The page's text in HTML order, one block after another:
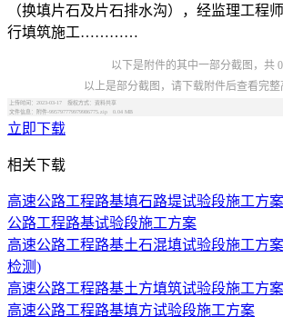
（换填片石及片石排水沟），经监理工程
行填筑施工…………
以下是附件的其中一部分截图，共
以上是部分截图，请下载附件后查看完整
上传时间：2023-03-17 授权方式：资料共享
文件信息：附件-995797779979986775.zip 0.04 MB
立即下载
相关下载
高速公路工程路基填石路堤试验段施工方案
公路工程路基试验段施工方案
高速公路工程路基土石混填试验段施工方
检测)
高速公路工程路基土方填筑试验段施工方案
高速公路工程路基填方试验段施工方案